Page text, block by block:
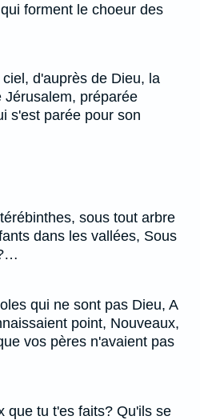
forment le choeur des
d'auprès de Dieu, la
préparée
s'est parée pour son
sous tout arbre
dans les vallées, Sous
qui ne sont pas Dieu, A
point, Nouveaux,
vos pères n'avaient pas
que tu t'es faits? Qu'ils se